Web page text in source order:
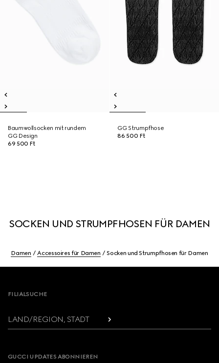
Baumwollsocken mit rundem
GG Design
69 500 Ft
GG Strumpfhose
86 500 Ft
SOCKEN UND STRUMPFHOSEN FÜR DAMEN
Damen Accessoires für Damen Socken und Strumpfhosen für Damen
FILIALSUCHE
LAND/REGION, STADT
GUCCI UPDATES ABONNIEREN